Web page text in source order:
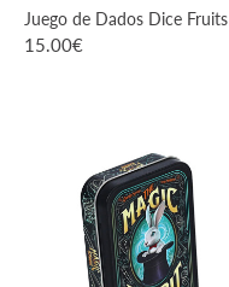
Juego de Dados Dice Fruits
15.00€
VER PRODUCTO